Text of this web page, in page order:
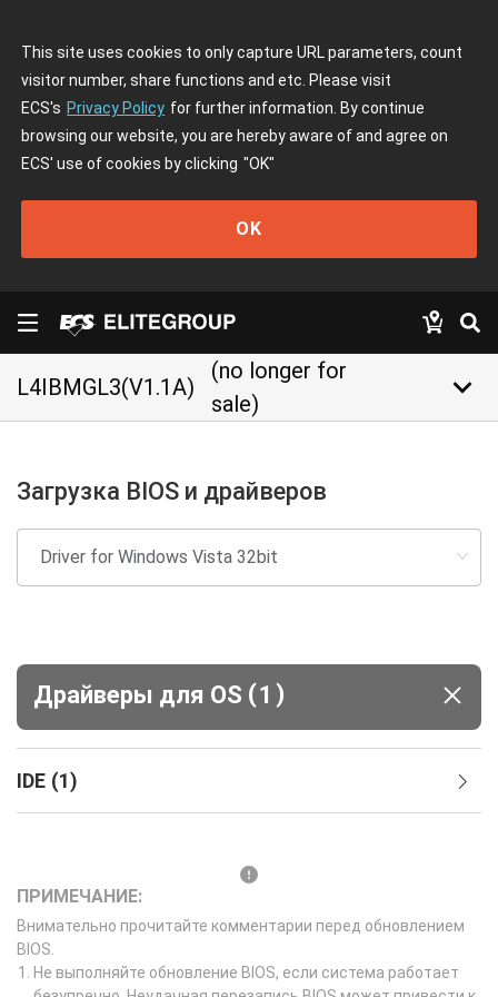
This site uses cookies to only capture URL parameters, count
visitor number, share functions and etc. Please visit
ECS's Privacy Policy for further information. By continue
browsing our website, you are hereby aware of and agree on
ECS' use of cookies by clicking "OK"
OK
L4IBMGL3(V1.1A)
(no longer for
sale)
keyboard_arrow_down
Загрузка BIOS и драйверов
Драйверы для ОS (1 )
IDE (1)
ПРИМЕЧАНИЕ:
Внимательно прочитайте комментарии перед обновлением
BIOS.
Не выполняйте обновление BIOS, если система работает